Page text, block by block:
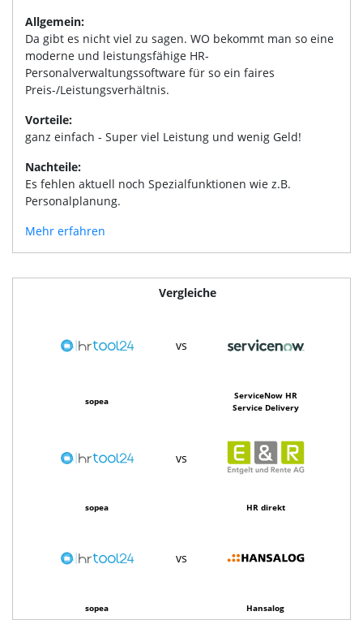
Allgemein:
Da gibt es nicht viel zu sagen. WO bekommt man so eine
moderne und leistungsfähige HR-
Personalverwaltungssoftware für so ein faires
Preis-/Leistungsverhältnis.
Vorteile:
ganz einfach - Super viel Leistung und wenig Geld!
Nachteile:
Es fehlen aktuell noch Spezialfunktionen wie z.B.
Personalplanung.
Mehr erfahren
Vergleiche
vs
sopea
ServiceNow HR
Service Delivery
vs
sopea HR direkt
vs
sopea Hansalog